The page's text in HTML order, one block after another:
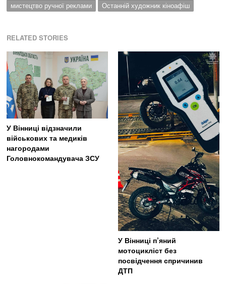
мистецтво ручної реклами
Останній художник кіноафіш
RELATED STORIES
У Вінниці відзначили
військових та медиків
нагородами
Головнокомандувача ЗСУ
У Вінниці п’яний
мотоцикліст без
посвідчення спричинив
ДТП